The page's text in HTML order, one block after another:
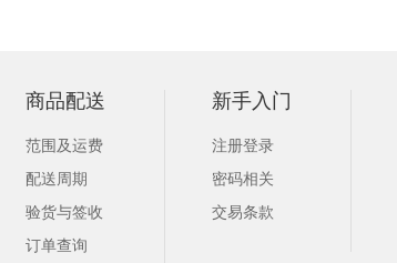
商品配送
范围及运费
配送周期
验货与签收
订单查询
新手入门
注册登录
密码相关
交易条款